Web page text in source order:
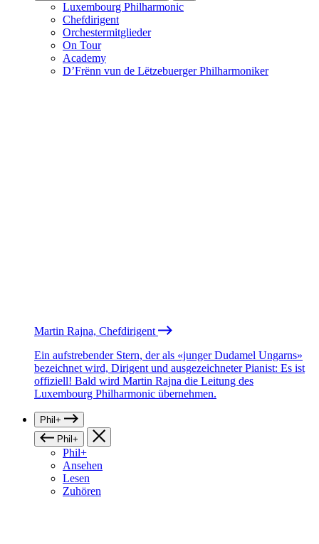
Luxembourg Philharmonic
Chefdirigent
Orchestermitglieder
On Tour
Academy
D’Frënn vun de Lëtzebuerger Philharmoniker
Martin Rajna, Chefdirigent
Ein aufstrebender Stern, der als «junger Dudamel Ungarns»
bezeichnet wird, Dirigent und ausgezeichneter Pianist: Es ist
offiziell! Bald wird Martin Rajna die Leitung des
Luxembourg Philharmonic übernehmen.
Phil+
Phil+
Phil+
Ansehen
Lesen
Zuhören